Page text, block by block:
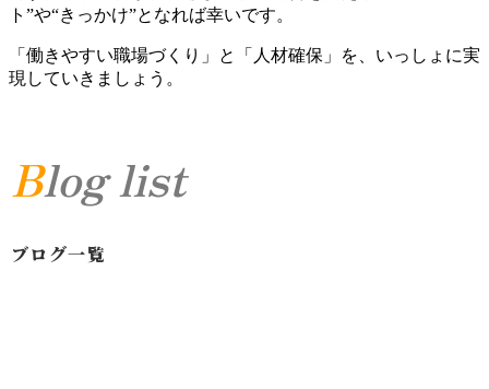
ト”や“きっかけ”となれば幸いです。
「働きやすい職場づくり」と「人材確保」を、いっしょに実
現していきましょう。
Blog list
ブログ一覧